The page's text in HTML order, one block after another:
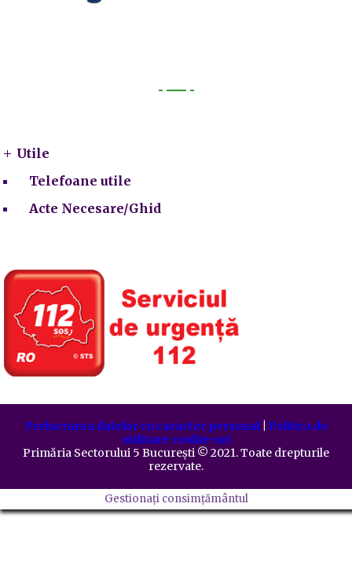
Utile
Telefoane utile
Acte Necesare/Ghid
Prelucrarea datelor cu caracter personal| Politica de
utilizare cookie-uri
Primăria Sectorului 5 București ©️ 2021. Toate drepturile
rezervate.
Gestionați consimțământul